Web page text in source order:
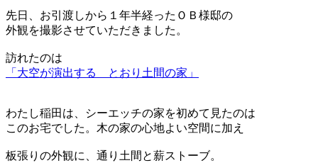
先日、お引渡しから１年半経ったＯＢ様邸の
外観を撮影させていただきました。
訪れたのは
「大空が演出する とおり土間の家」
わたし稲田は、シーエッチの家を初めて見たのは
このお宅でした。木の家の心地よい空間に加え
板張りの外観に、通り土間と薪ストーブ。